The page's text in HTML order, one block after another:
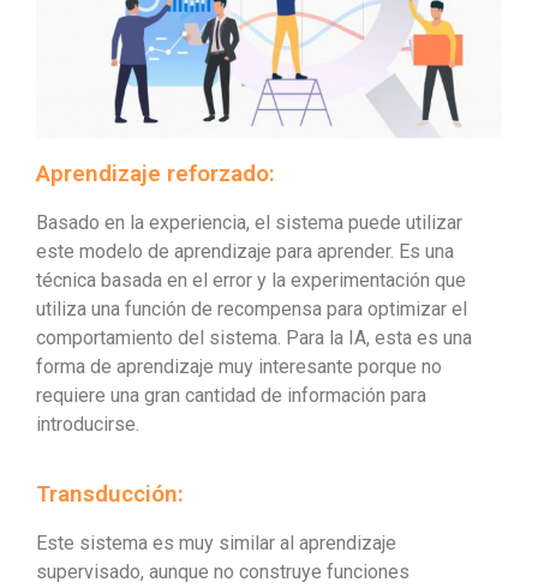
Aprendizaje reforzado:
Basado en la experiencia, el sistema puede utilizar
este modelo de aprendizaje para aprender. Es una
técnica basada en el error y la experimentación que
utiliza una función de recompensa para optimizar el
comportamiento del sistema. Para la IA, esta es una
forma de aprendizaje muy interesante porque no
requiere una gran cantidad de información para
introducirse.
Transducción:
Este sistema es muy similar al aprendizaje
supervisado, aunque no construye funciones